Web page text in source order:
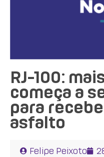
RJ-100:
começa a
para
asfalto
Felipe Peixoto